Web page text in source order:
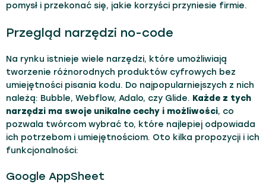
pomysł i przekonać się, jakie korzyści przyniesie firmie.
Przegląd narzędzi no-code
Na rynku istnieje wiele narzędzi, które umożliwiają
tworzenie różnorodnych produktów cyfrowych bez
umiejętności pisania kodu. Do najpopularniejszych z nich
należą: Bubble, Webflow, Adalo, czy Glide. Każde z tych
narzędzi ma swoje unikalne cechy i możliwości, co
pozwala twórcom wybrać to, które najlepiej odpowiada
ich potrzebom i umiejętnościom. Oto kilka propozycji i ich
funkcjonalności:
Google AppSheet